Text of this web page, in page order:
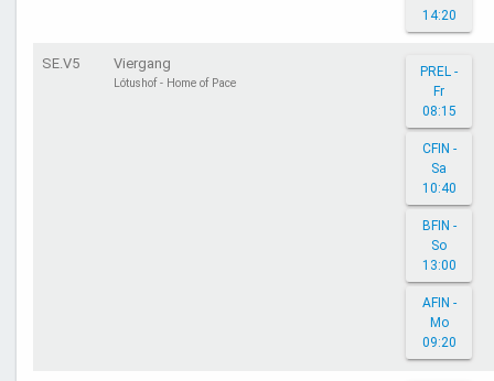
14:20
SE.V5 Viergang
Lótushof - Home of Pace
PREL -
Fr
08:15
CFIN -
Sa
10:40
BFIN -
So
13:00
AFIN -
Mo
09:20